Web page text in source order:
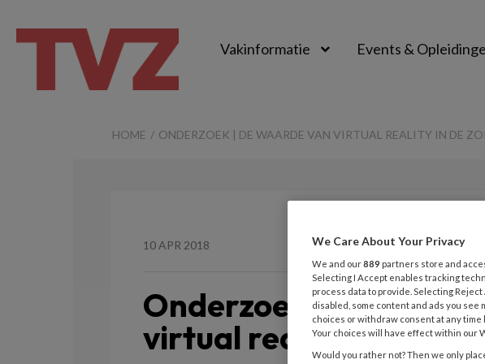
Vakinformatie Events &
HOME ONDERZOEK | DE WAARDE VAN VIRTUAL REALITY IN DE
10 APR 2018
Onderzoek | De
virtual reality in de
We Care About Your Privacy
We and our889 partners store and
Selecting I Accept enables tracking
process data to provide. Selecting
disabled, some content and ads you see
choices or withdraw consent at any time
Your choices will have effect within our
Would you rather not? Then we only